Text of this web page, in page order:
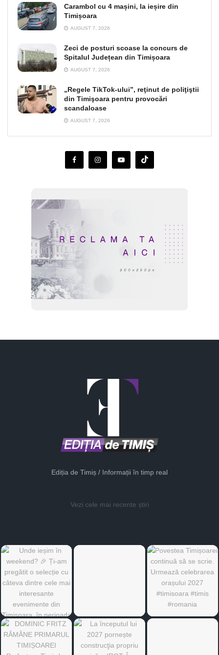
Carambol cu 4 mașini, la ieșire din
Timișoara
AUGUST 7, 2026
Zeci de posturi scoase la concurs de
Spitalul Județean din Timișoara
AUGUST 7, 2026
„Regele TikTok-ului”, reţinut de poliţiştii
din Timişoara pentru provocări
scandaloase
AUGUST 7, 2026
Ediția de Timiș / Informații în timp real
Vezi cele mai recente știri